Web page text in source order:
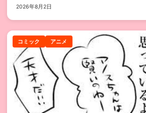
2026年8月2日
コミック アニメ